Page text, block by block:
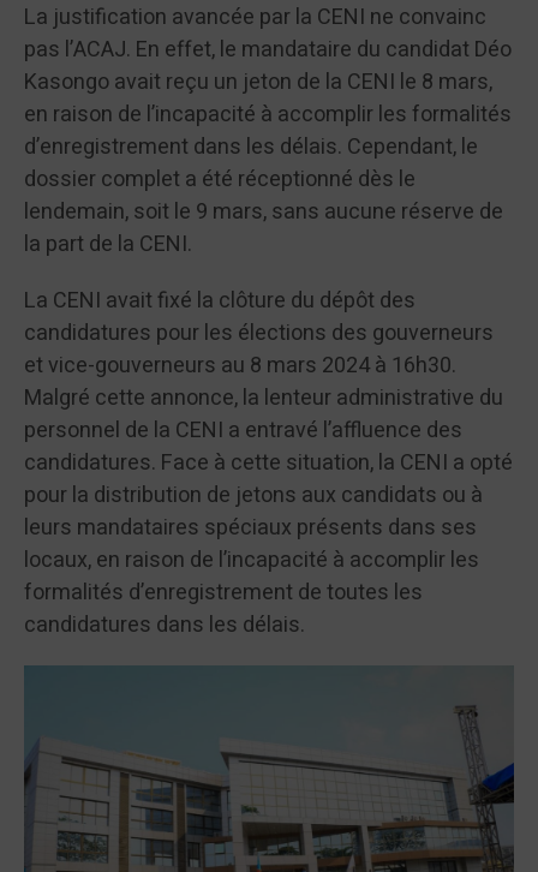
La justification avancée par la CENI ne convainc
pas l’ACAJ. En effet, le mandataire du candidat Déo
Kasongo avait reçu un jeton de la CENI le 8 mars,
en raison de l’incapacité à accomplir les formalités
d’enregistrement dans les délais. Cependant, le
dossier complet a été réceptionné dès le
lendemain, soit le 9 mars, sans aucune réserve de
la part de la CENI.
La CENI avait fixé la clôture du dépôt des
candidatures pour les élections des gouverneurs
et vice-gouverneurs au 8 mars 2024 à 16h30.
Malgré cette annonce, la lenteur administrative du
personnel de la CENI a entravé l’affluence des
candidatures. Face à cette situation, la CENI a opté
pour la distribution de jetons aux candidats ou à
leurs mandataires spéciaux présents dans ses
locaux, en raison de l’incapacité à accomplir les
formalités d’enregistrement de toutes les
candidatures dans les délais.